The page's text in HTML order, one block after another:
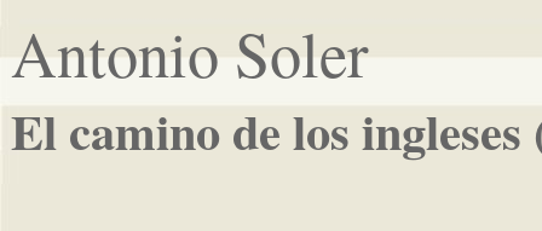
Antonio Soler
El camino de los